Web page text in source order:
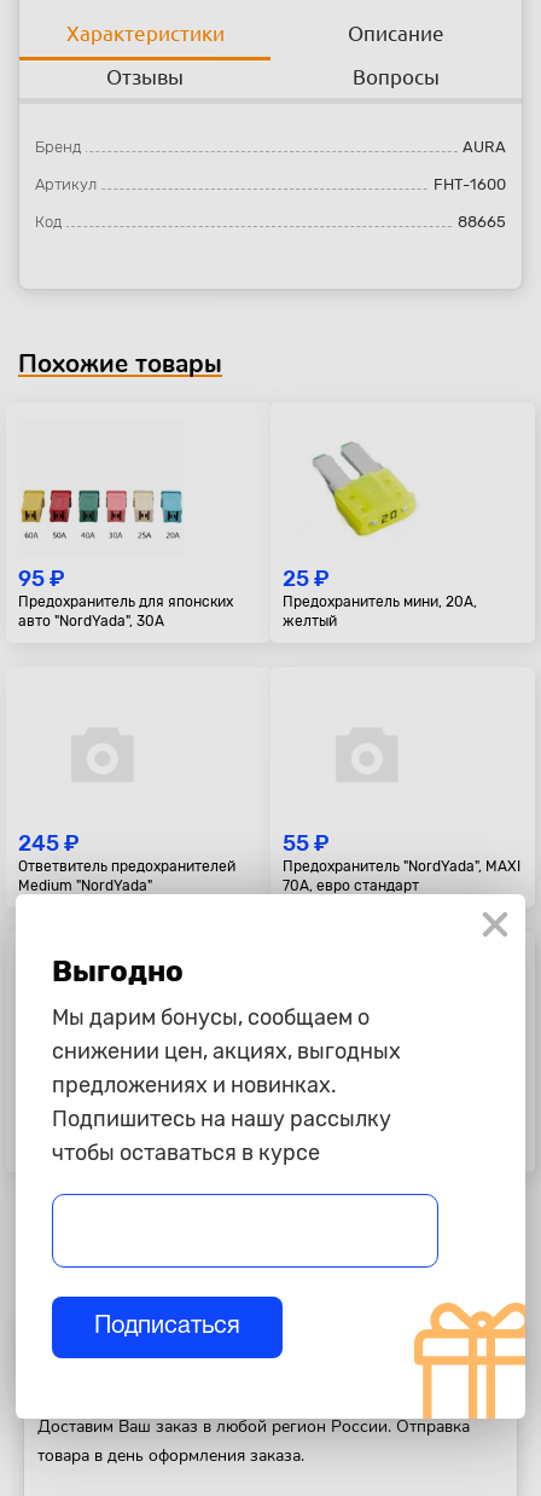
Характеристики
Описание
Отзывы
Вопросы
Бренд AURA
Артикул FHT-1600
Код 88665
Похожие товары
95 ₽
Предохранитель для японских
авто "NordYada", 30А
25 ₽
Предохранитель мини, 20А,
желтый
245 ₽
Ответвитель предохранителей
Medium "NordYada"
55 ₽
Предохранитель "NordYada", MAXI
70А, евро стандарт
245 ₽
Ответвитель предохранителей
Micro "NordYada"
25 ₽
Предохранитель 15А, синий
Полезная информация
Доставим Ваш заказ в любой регион России. Отправка
товара в день оформления заказа.
Выгодно
Мы дарим бонусы, сообщаем о
снижении цен, акциях, выгодных
предложениях и новинках.
Подпишитесь на нашу рассылку
чтобы оставаться в курсе
Подписаться